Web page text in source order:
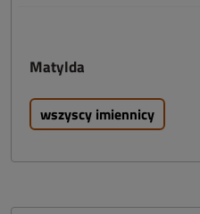
Matylda
wszyscy imiennicy